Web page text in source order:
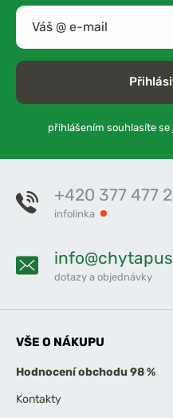
přihlášením souhlasíte se
+420 377 477
infolinka
dotazy a objednávky
VŠE O NÁKUPU
Hodnocení obchodu 98 %
Kontakty